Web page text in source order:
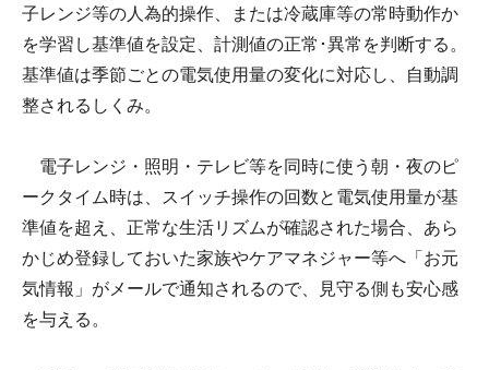
子レンジ等の人為的操作、または冷蔵庫等の常時動作か
を学習し基準値を設定、計測値の正常･異常を判断する。
基準値は季節ごとの電気使用量の変化に対応し、自動調
整されるしくみ。
電子レンジ・照明・テレビ等を同時に使う朝・夜のピ
ークタイム時は、スイッチ操作の回数と電気使用量が基
準値を超え、正常な生活リズムが確認された場合、あら
かじめ登録しておいた家族やケアマネジャー等へ「お元
気情報」がメールで通知されるので、見守る側も安心感
を与える。